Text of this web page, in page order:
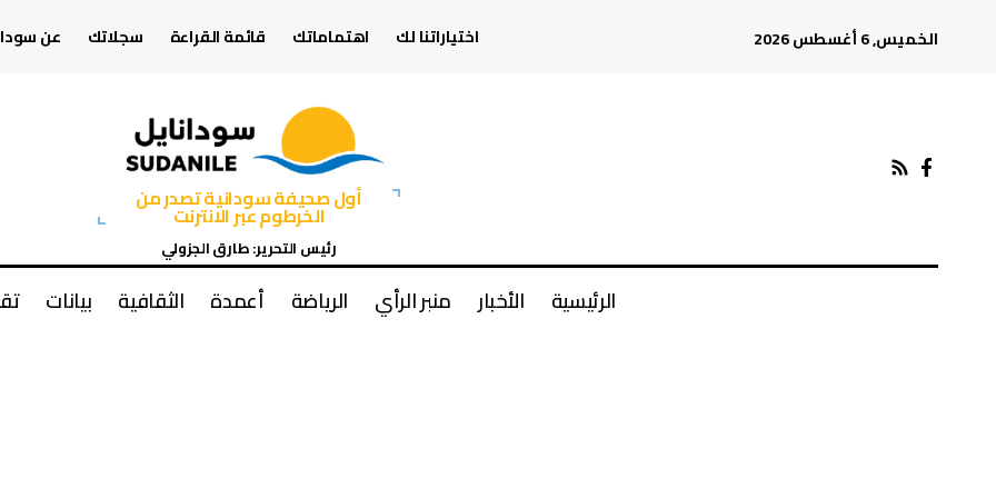
الخميس, 6 أغسطس 2026 اختياراتنا لك اهتماماتك قائمة القراءة سجلاتك عن
أول صحيفة سودانية تصدر من
الخرطوم عبر الانترنت
رئيس التحرير: طارق الجزولي
الرئيسية الأخبار منبر الرأي الرياضة أعمدة الثقافية بيانات